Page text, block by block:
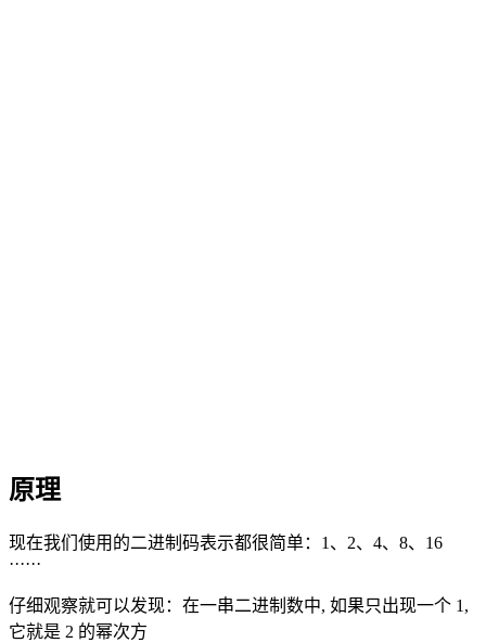
原理
现在我们使用的二进制码表示都很简单：1、2、4、8、16
······
仔细观察就可以发现：在一串二进制数中, 如果只出现一个 1,
它就是 2 的幂次方